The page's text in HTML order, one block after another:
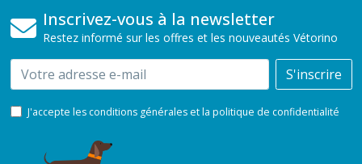
Inscrivez-vous à la newsletter
Restez informé sur les offres et les nouveautés Vétorino
Email S'inscrire
J'accepte les conditions générales et la politique de confidentialité